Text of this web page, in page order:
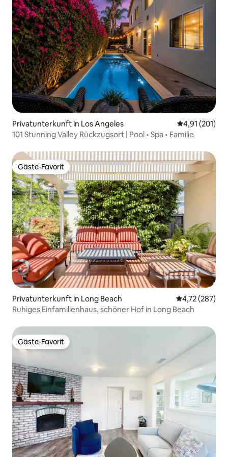
Privatunterkunft in Los Angeles
4,91 (201)
101 Stunning Valley Rückzugsort | Pool • Spa • Familie
Gäste-Favorit
Gäste-Favorit
Privatunterkunft in Long Beach
4,72 (287)
Ruhiges Einfamilienhaus, schöner Hof in Long Beach
Gäste-Favorit
Gäste-Favorit